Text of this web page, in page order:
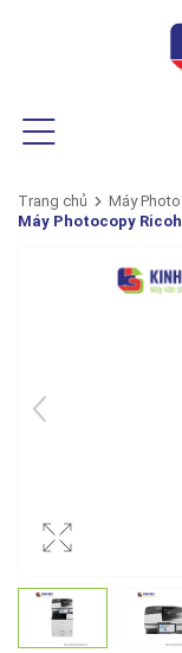
Trang chủ Máy
Máy Photocopy Ricoh